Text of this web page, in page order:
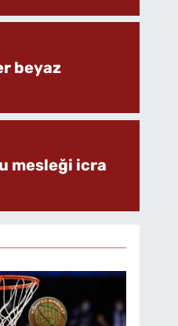
beyaz
mesleği icra